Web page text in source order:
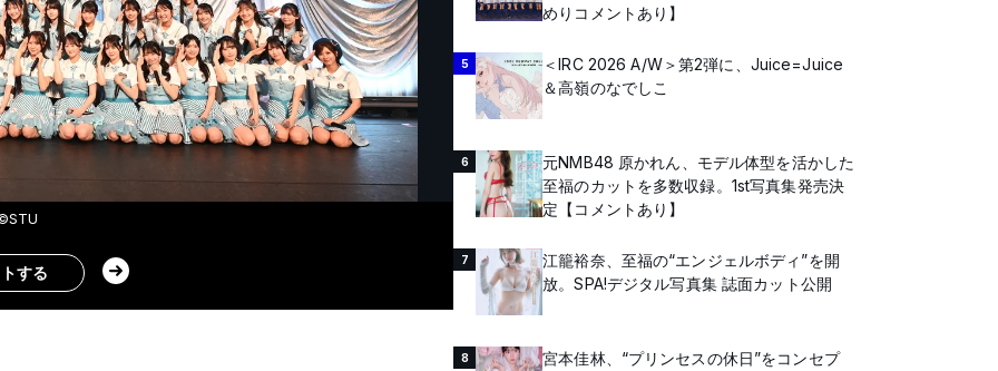
する
めりコメントあり】
5
＜IRC 2026 A/W＞第2弾に、Juice=Juice
＆高嶺のなでしこ
6
元NMB48 原かれん、モデル体型を活かした
至福のカットを多数収録。1st写真集発売決
定【コメントあり】
7
江籠裕奈、至福の“エンジェルボディ”を開
放。SPA!デジタル写真集 誌面カット公開
8
宮本佳林、“プリンセスの休日”をコンセプ